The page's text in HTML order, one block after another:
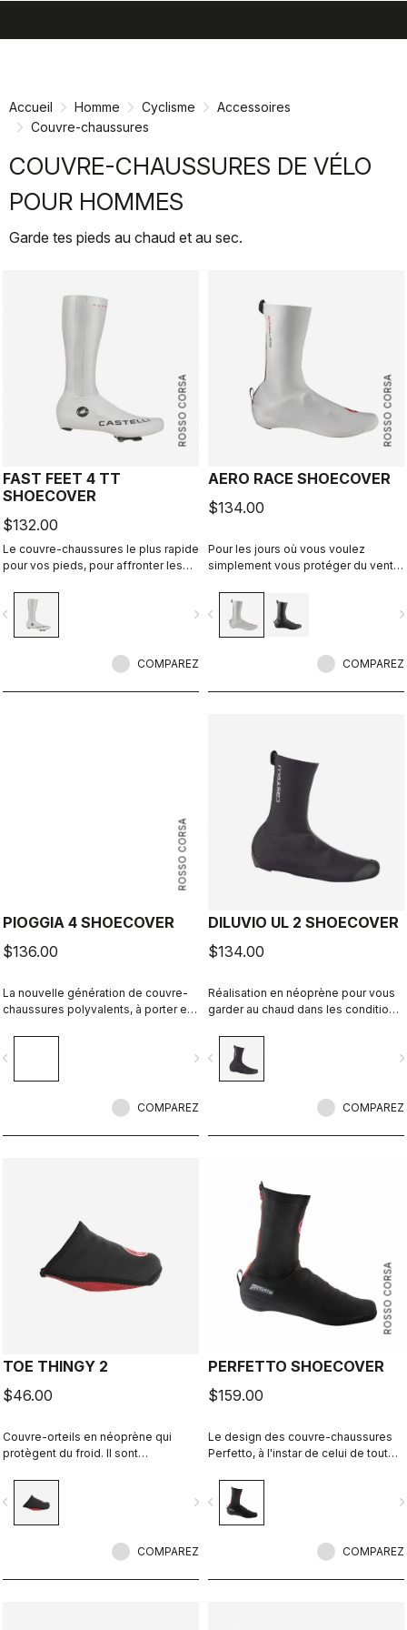
directement
navigation
directement
Accueil Homme Cyclisme
Accessoires
Couvre-chaussures
COUVRE-CHAUSSURES DE VÉLO
POUR HOMMES
Garde tes pieds au chaud et au sec.
ROSSO CORSA
FAST FEET 4 TT
SHOECOVER
$132.00
Le couvre-chaussures le plus rapide
pour vos pieds, pour affronter les
contre la montre.
navigate_next
COMPAREZ
ROSSO CORSA
AERO RACE SHOECOVER
$134.00
Pour les jours où vous voulez
simplement vous protéger du vent
encombré. Le tissu fin et extensible
épouse la forme de la chaussure
pour un ajustement parfait et une
protégeant du vent et de l'humidité.
navigate_before
COMPAREZ
ROSSO CORSA
PIOGGIA 4 SHOECOVER
$136.00
La nouvelle génération de couvre-
chaussures polyvalents, à porter en
comme humide, ces couvre-
une doublure en polaire.
navigate_next
COMPAREZ
DILUVIO UL 2 SHOECOVER
$134.00
Réalisation en néoprène pour vous
garder au chaud dans les conditions
pour la route ou le gravel.
navigate_before
COMPAREZ
TOE THINGY 2
$46.00
Couvre-orteils en néoprène qui
protègent du froid. Il sont
chaussures.
navigate_next
COMPAREZ
ROSSO CORSA
PERFETTO SHOECOVER
$159.00
Le design des couvre-chaussures
Perfetto, à l'instar de celui de toute
est axé sur la performance avec une
respirabilité et un ajustement
exceptionnels et un niveau élevé de
éclaboussures de la route. Des
polyvalents.
navigate_before
COMPAREZ